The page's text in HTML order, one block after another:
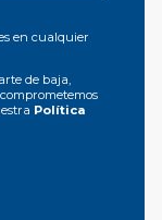
en cualquier
de baja,
Política